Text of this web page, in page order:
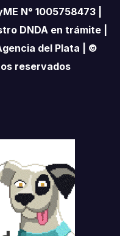
N° 1005758473 |
DNDA en trámite |
del Plata | ©
reservados